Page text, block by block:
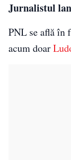
Jurnalistul
PNL se află în
acum doar